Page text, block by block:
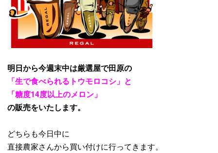
明日から今週末中は厳選屋で田原の
「生で食べられるトウモロコシ」と
「糖度14度以上のメロン」
の販売をいたします。
どちらも今日中に
直接農家さんから買い付けに行ってきます。